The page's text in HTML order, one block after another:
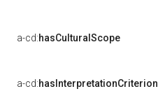
a-cd:hasCulturalScope
a-cd:hasInterpretationCriterion